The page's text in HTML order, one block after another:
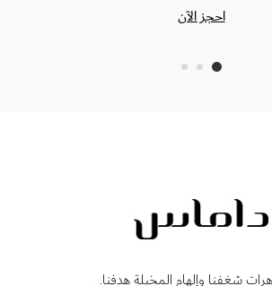
احجز الآن
شغفنا وإلهام المخيلة هدفنا.